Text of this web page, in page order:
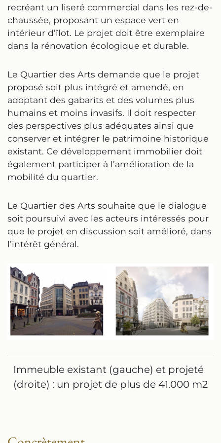
recréant un liseré commercial dans les rez-de-
chaussée, proposant un espace vert en
intérieur d’îlot. Le projet doit être exemplaire
dans la rénovation écologique et durable.
Le Quartier des Arts demande que le projet
proposé soit plus intégré et amendé, en
adoptant des gabarits et des volumes plus
humains et moins invasifs. Il doit respecter
des perspectives plus adéquates ainsi que
conserver et intégrer le patrimoine historique
existant. Ce développement immobilier doit
également participer à l’amélioration de la
mobilité du quartier.
Le Quartier des Arts souhaite que le dialogue
soit poursuivi avec les acteurs intéressés pour
que le projet en discussion soit amélioré, dans
l’intérêt général.
Immeuble existant (gauche) et projeté
(droite) : un projet de plus de 41.000 m2